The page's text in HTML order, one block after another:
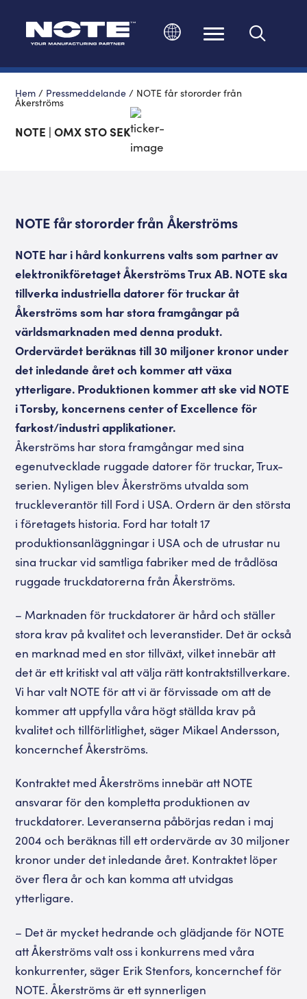
Hem / Pressmeddelande / NOTE får stororder från
Åkerströms
NOTE | OMX STO SEK
NOTE får stororder från Åkerströms
NOTE har i hård konkurrens valts som partner av
elektronikföretaget Åkerströms Trux AB. NOTE ska
tillverka industriella datorer för truckar åt
Åkerströms som har stora framgångar på
världsmarknaden med denna produkt.
Ordervärdet beräknas till 30 miljoner kronor under
det inledande året och kommer att växa
ytterligare. Produktionen kommer att ske vid NOTE
i Torsby, koncernens center of Excellence för
farkost/industri applikationer.
Åkerströms har stora framgångar med sina
egenutvecklade ruggade datorer för truckar, Trux-
serien. Nyligen blev Åkerströms utvalda som
truckleverantör till Ford i USA. Ordern är den största
i företagets historia. Ford har totalt 17
produktionsanläggningar i USA och de utrustar nu
sina truckar vid samtliga fabriker med de trådlösa
ruggade truckdatorerna från Åkerströms.
– Marknaden för truckdatorer är hård och ställer
stora krav på kvalitet och leveranstider. Det är också
en marknad med en stor tillväxt, vilket innebär att
det är ett kritiskt val att välja rätt kontraktstillverkare.
Vi har valt NOTE för att vi är förvissade om att de
kommer att uppfylla våra högt ställda krav på
kvalitet och tillförlitlighet, säger Mikael Andersson,
koncernchef Åkerströms.
Kontraktet med Åkerströms innebär att NOTE
ansvarar för den kompletta produktionen av
truckdatorer. Leveranserna påbörjas redan i maj
2004 och beräknas till ett ordervärde av 30 miljoner
kronor under det inledande året. Kontraktet löper
över flera år och kan komma att utvidgas
ytterligare.
– Det är mycket hedrande och glädjande för NOTE
att Åkerströms valt oss i konkurrens med våra
konkurrenter, säger Erik Stenfors, koncernchef för
NOTE. Åkerströms är ett synnerligen